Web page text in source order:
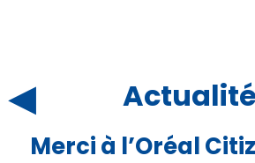
◂
Merci à l’Oréal